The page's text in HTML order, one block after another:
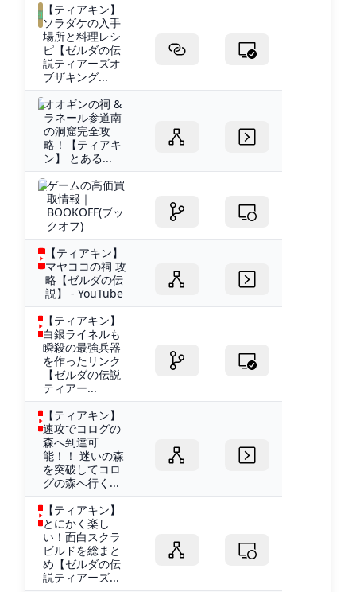
【ティアキン】
ソラダケの入手
場所と料理レシ
ピ【ゼルダの伝
説ティアーズオ
ブザキング...
オオギンの祠 &
ラネール参道南
の洞窟完全攻
略！【ティアキ
ン】 とある...
ゲームの高価買
取情報｜
BOOKOFF(ブッ
クオフ)
【ティアキン】
マヤココの祠 攻
略【ゼルダの伝
説】 - YouTube
【ティアキン】
白銀ライネルも
瞬殺の最強兵器
を作ったリンク
【ゼルダの伝説
ティアー...
【ティアキン】
速攻でコログの
森へ到達可
能！！ 迷いの森
を突破してコロ
グの森へ行く...
【ティアキン】
とにかく楽し
い！面白スクラ
ビルドを総まと
め【ゼルダの伝
説ティアーズ...